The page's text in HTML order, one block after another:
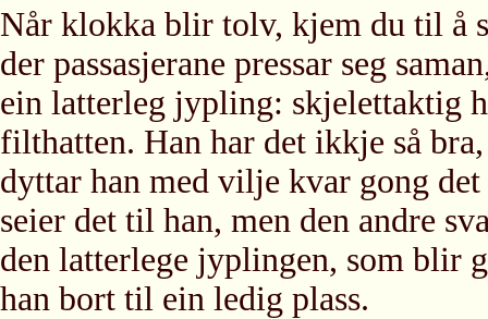
Når klokka blir tolv, kjem du til å
der passasjerane pressar seg
ein latterleg jypling: skjelettaktig
filthatten. Han har det ikkje så
dyttar han med vilje kvar gong
seier det til han, men den andre
den latterlege jyplingen, som blir
han bort til ein ledig plass.